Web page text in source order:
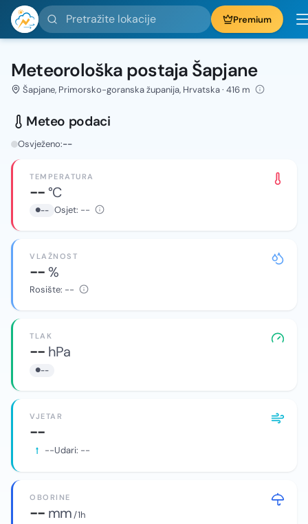
Pretražite lokacije Premium
Meteorološka postaja Šapjane
Šapjane, Primorsko-goranska županija, Hrvatska · 416 m
Meteo podaci
Osvježeno:--
TEMPERATURA
--°C
-- Osjet: --
VLAŽNOST
--%
Rosište: --
TLAK
-- hPa
--
VJETAR
--
--Udari: --
OBORINE
-- mm/ 1h